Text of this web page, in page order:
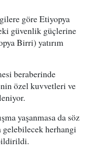
göre Etiyopya
güvenlik güçlerine
Birri) yatırım
beraberinde
özel kuvvetleri ve
yaşanmasa da söz
gelebilecek herhangi